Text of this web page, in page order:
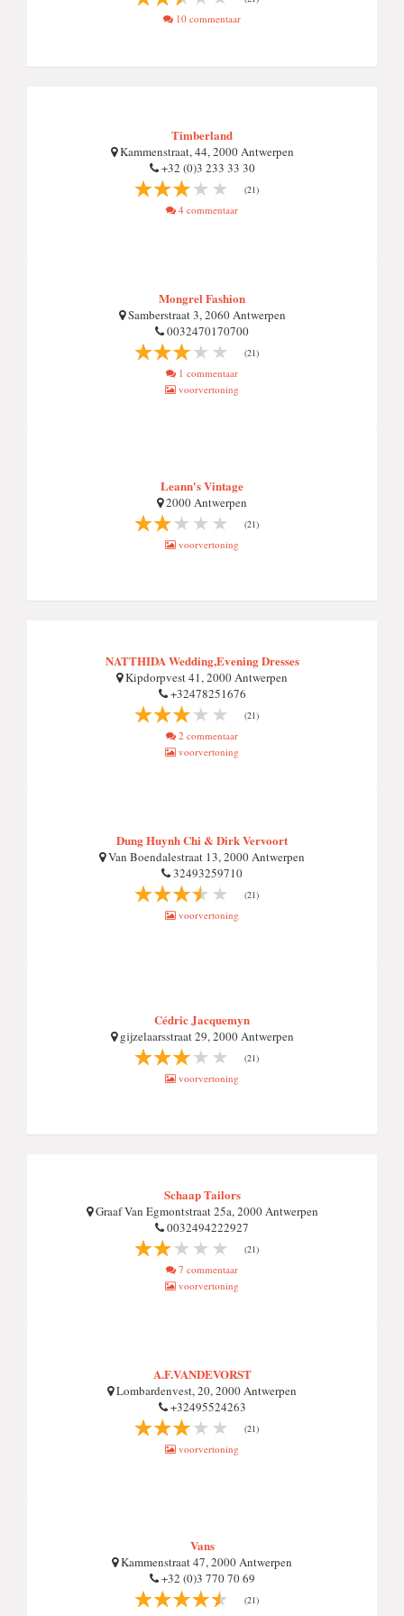
10 commentaar
Timberland
Kammenstraat, 44, 2000 Antwerpen
+32 (0)3 233 33 30
(21)
4 commentaar
Mongrel Fashion
Samberstraat 3, 2060 Antwerpen
0032470170700
(21)
1 commentaar
voorvertoning
Leann's Vintage
2000 Antwerpen
(21)
voorvertoning
NATTHIDA Wedding,Evening Dresses
Kipdorpvest 41, 2000 Antwerpen
+32478251676
(21)
2 commentaar
voorvertoning
Dung Huynh Chi & Dirk Vervoort
Van Boendalestraat 13, 2000 Antwerpen
32493259710
(21)
voorvertoning
Cédric Jacquemyn
gijzelaarsstraat 29, 2000 Antwerpen
(21)
voorvertoning
Schaap Tailors
Graaf Van Egmontstraat 25a, 2000 Antwerpen
0032494222927
(21)
7 commentaar
voorvertoning
A.F.VANDEVORST
Lombardenvest, 20, 2000 Antwerpen
+32495524263
(21)
voorvertoning
Vans
Kammenstraat 47, 2000 Antwerpen
+32 (0)3 770 70 69
(21)